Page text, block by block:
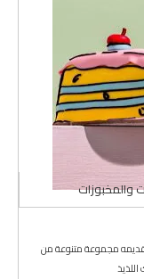
والمخبوزات
مجموعة متنوعة من